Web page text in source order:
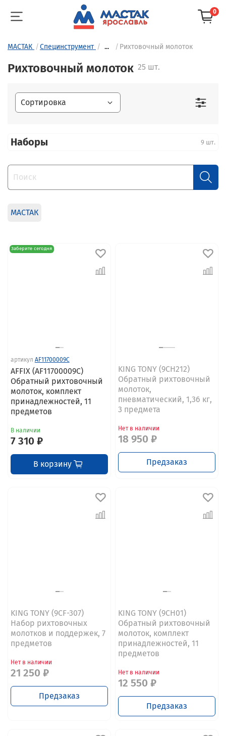
0
МАСТАК Специнструмент ... Рихтовочный молоток
Рихтовочный молоток 25 шт.
Наборы 9 шт.
МАСТАК
Заберите сегодня
артикул AF11700009C
AFFIX (AF11700009C)
Обратный рихтовочный
молоток, комплект
принадлежностей, 11
предметов
В наличии
7 310 ₽
В корзину
KING TONY (9CH212)
Обратный рихтовочный
молоток,
пневматический, 1,36 кг,
3 предмета
Нет в наличии
18 950 ₽
Предзаказ
KING TONY (9CF-307)
Набор рихтовочных
молотков и поддержек, 7
предметов
Нет в наличии
21 250 ₽
Предзаказ
KING TONY (9CH01)
Обратный рихтовочный
молоток, комплект
принадлежностей, 11
предметов
Нет в наличии
12 550 ₽
Предзаказ